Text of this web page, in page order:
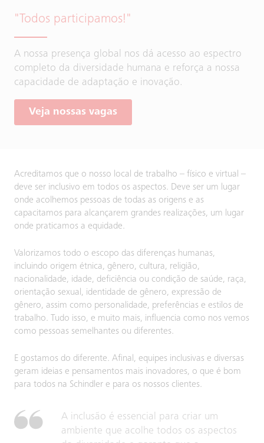
"Todos participamos!"
A nossa presença global nos dá acesso ao espectro
completo da diversidade humana e reforça a nossa
capacidade de adaptação e inovação.
Veja nossas vagas
Acreditamos que o nosso local de trabalho – físico e virtual –
deve ser inclusivo em todos os aspectos. Deve ser um lugar
onde acolhemos pessoas de todas as origens e as
capacitamos para alcançarem grandes realizações, um lugar
onde praticamos a equidade.
Valorizamos todo o escopo das diferenças humanas,
incluindo origem étnica, gênero, cultura, religião,
nacionalidade, idade, deficiência ou condição de saúde, raça,
orientação sexual, identidade de gênero, expressão de
gênero, assim como personalidade, preferências e estilos de
trabalho. Tudo isso, e muito mais, influencia como nos vemos
como pessoas semelhantes ou diferentes.
E gostamos do diferente. Afinal, equipes inclusivas e diversas
geram ideias e pensamentos mais inovadores, o que é bom
para todos na Schindler e para os nossos clientes.
A inclusão é essencial para criar um
ambiente que acolhe todos os aspectos